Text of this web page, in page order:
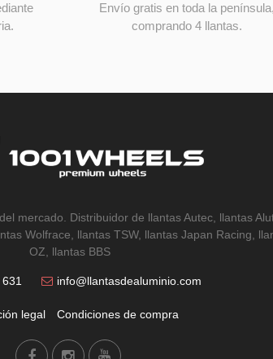
Envío gratis en toda la península,
comprando 4 llantas.
mercado. Distribuidor de llantas Autec, llantas
Wolfrace, llantas TSW, llantas Japan Racing,
OZ, llantas BBS
info@llantasdealuminio.com
legal Condiciones de compra